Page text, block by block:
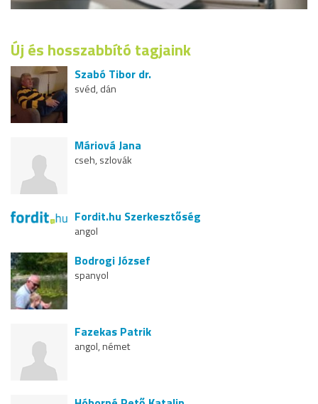
Új és hosszabbító tagjaink
Szabó Tibor dr.
svéd, dán
Máriová Jana
cseh, szlovák
Fordit.hu Szerkesztőség
angol
Bodrogi József
spanyol
Fazekas Patrik
angol, német